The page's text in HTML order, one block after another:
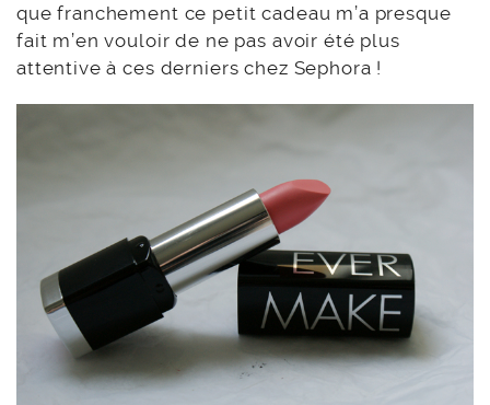
que franchement ce petit cadeau m’a presque
fait m’en vouloir de ne pas avoir été plus
attentive à ces derniers chez Sephora !